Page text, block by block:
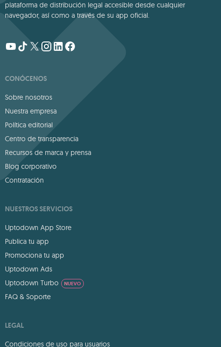
plataforma de distribución legal accesible desde cualquier
navegador, así como a través de su app oficial.
CONÓCENOS
Sobre nosotros
Nuestra empresa
Política editorial
Centro de transparencia
Recursos de marca y prensa
Blog corporativo
Contratación
NUESTROS SERVICIOS
Uptodown App Store
Publica tu app
Promociona tu app
Uptodown Ads
Uptodown Turbo
NUEVO
FAQ & Soporte
LEGAL
Condiciones de uso para usuarios